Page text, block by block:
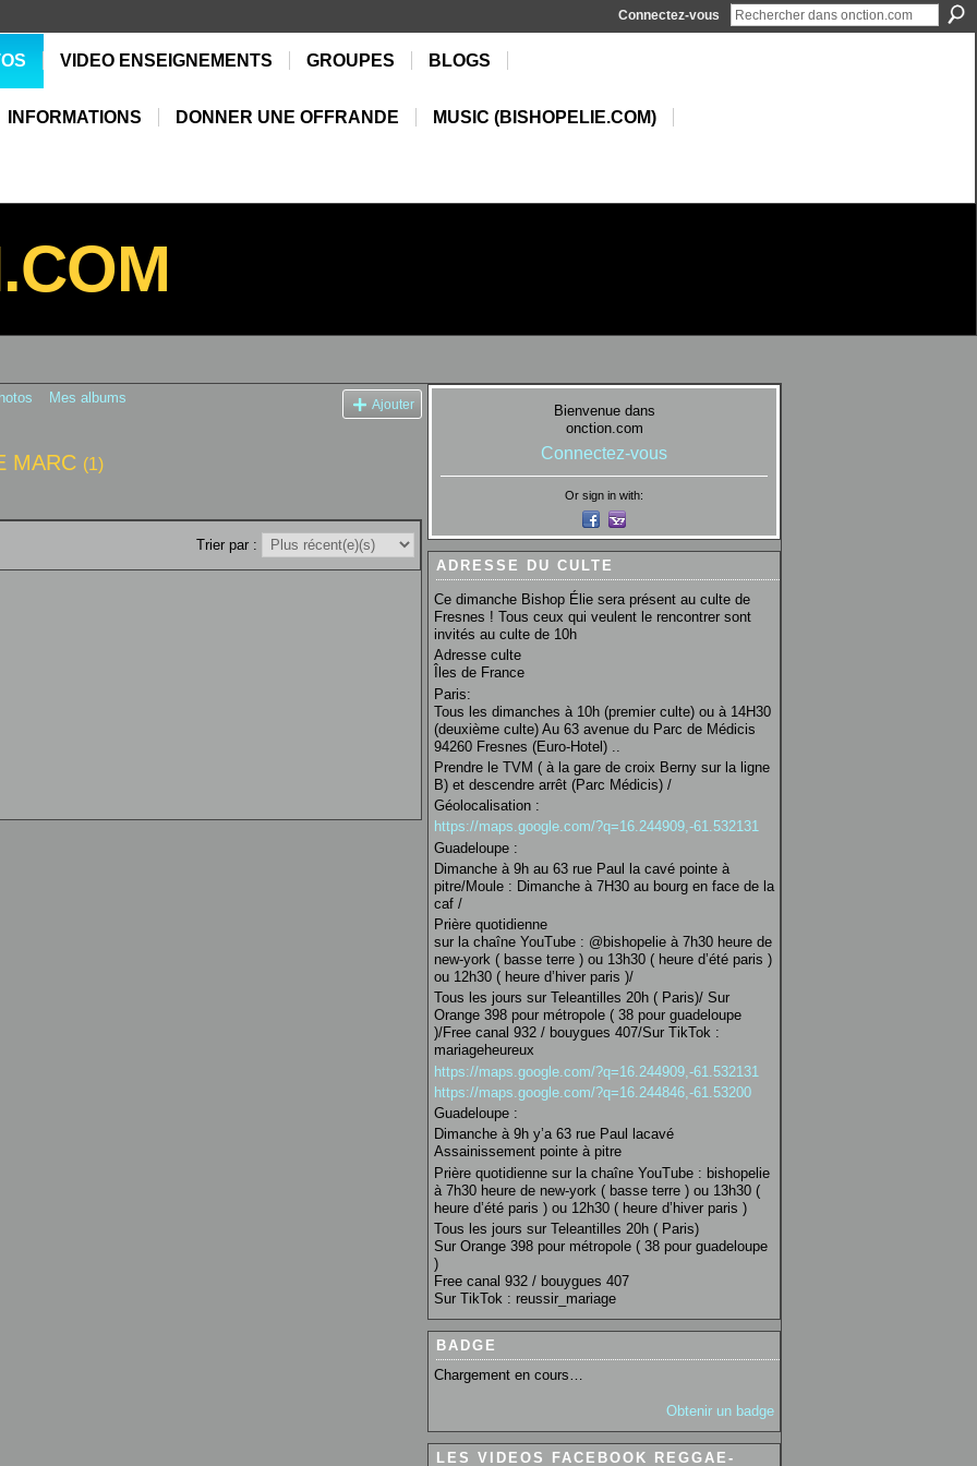
Connectez-vous
VIDEO ENSEIGNEMENTS GROUPES BLOGS
INFORMATIONS DONNER UNE OFFRANDE MUSIC (BISHOPELIE.COM)
Mes albums Ajouter
MARC (1)
Trier par :
Bienvenue dans
onction.com
Connectez-vous
Or sign in with:
ADRESSE DU CULTE
Ce dimanche Bishop Élie sera présent au culte de
Fresnes ! Tous ceux qui veulent le rencontrer sont
invités au culte de 10h
Adresse culte
Îles de France
Paris:
Tous les dimanches à 10h (premier culte) ou à 14H30
(deuxième culte) Au 63 avenue du Parc de Médicis
94260 Fresnes (Euro-Hotel) ..
Prendre le TVM ( à la gare de croix Berny sur la ligne
B) et descendre arrêt (Parc Médicis) /
Géolocalisation :
https://maps.google.com/?q=16.244909,-61.532131
Guadeloupe :
Dimanche à 9h au 63 rue Paul la cavé pointe à
pitre/Moule : Dimanche à 7H30 au bourg en face de la
caf /
Prière quotidienne
sur la chaîne YouTube : @bishopelie à 7h30 heure de
new-york ( basse terre ) ou 13h30 ( heure d’été paris )
ou 12h30 ( heure d’hiver paris )/
Tous les jours sur Teleantilles 20h ( Paris)/ Sur
Orange 398 pour métropole ( 38 pour guadeloupe
)/Free canal 932 / bouygues 407/Sur TikTok :
mariageheureux
https://maps.google.com/?q=16.244909,-61.532131
https://maps.google.com/?q=16.244846,-61.53200
Guadeloupe :
Dimanche à 9h y’a 63 rue Paul lacavé
Assainissement pointe à pitre
Prière quotidienne sur la chaîne YouTube : bishopelie
à 7h30 heure de new-york ( basse terre ) ou 13h30 (
heure d’été paris ) ou 12h30 ( heure d’hiver paris )
Tous les jours sur Teleantilles 20h ( Paris)
Sur Orange 398 pour métropole ( 38 pour guadeloupe
)
Free canal 932 / bouygues 407
Sur TikTok : reussir_mariage
BADGE
Chargement en cours…
Obtenir un badge
LES VIDEOS FACEBOOK REGGAE-